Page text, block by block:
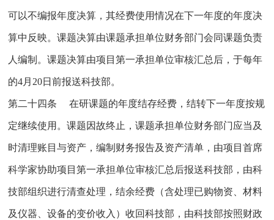
可以不编报年度决算，其经费使用情况在下一年度的年度决
算中反映。课题决算由课题承担单位财务部门会同课题负责
人编制。课题决算由项目第一承担单位审核汇总后，于每年
的4月20日前报送科技部。
第二十四条 在研课题的年度结存经费，结转下一年度按规
定继续使用。课题因故终止，课题承担单位财务部门应当及
时清理账目与资产，编制财务报告及资产清单，由项目首席
科学家协助项目第一承担单位审核汇总后报送科技部，由科
技部组织进行清查处理，结余经费（含处理已购物资、材料
及仪器、设备的变价收入）收回科技部，由科技部按照财政